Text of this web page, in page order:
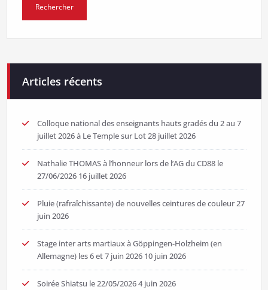
Articles récents
Colloque national des enseignants hauts gradés du 2 au 7
juillet 2026 à Le Temple sur Lot28 juillet 2026
Nathalie THOMAS à l’honneur lors de l’AG du CD88 le
27/06/2026 16 juillet 2026
Pluie (rafraîchissante) de nouvelles ceintures de couleur27
juin 2026
Stage inter arts martiaux à Göppingen-Holzheim (en
Allemagne) les 6 et 7 juin 2026 10 juin 2026
Soirée Shiatsu le 22/05/20264 juin 2026